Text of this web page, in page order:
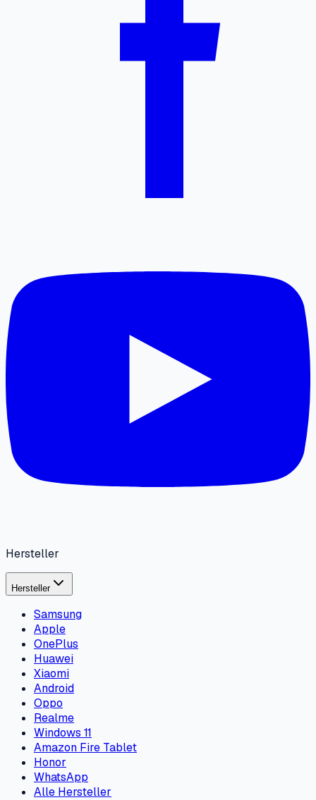
Hersteller
Hersteller
Samsung
Apple
OnePlus
Huawei
Xiaomi
Android
Oppo
Realme
Windows 11
Amazon Fire Tablet
Honor
WhatsApp
Alle Hersteller